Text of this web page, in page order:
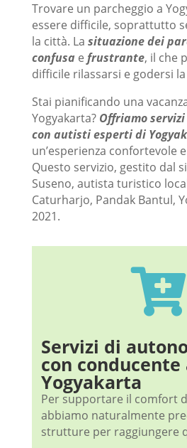
Trovare un parcheggio a
essere difficile, soprattutto
la città. La situazione dei
confusa e frustrante, il che
difficile rilassarsi e godersi
Stai pianificando una
Yogyakarta? Offriamo
con autisti esperti di
un’esperienza confortevole
Questo servizio, gestito dal
Suseno, autista turistico
Caturharjo, Pandak Bantul,
2021.

Servizi di
con conducente
Yogyakarta
Per supportare il comfort
abbiamo naturalmente
strutture per raggiungere